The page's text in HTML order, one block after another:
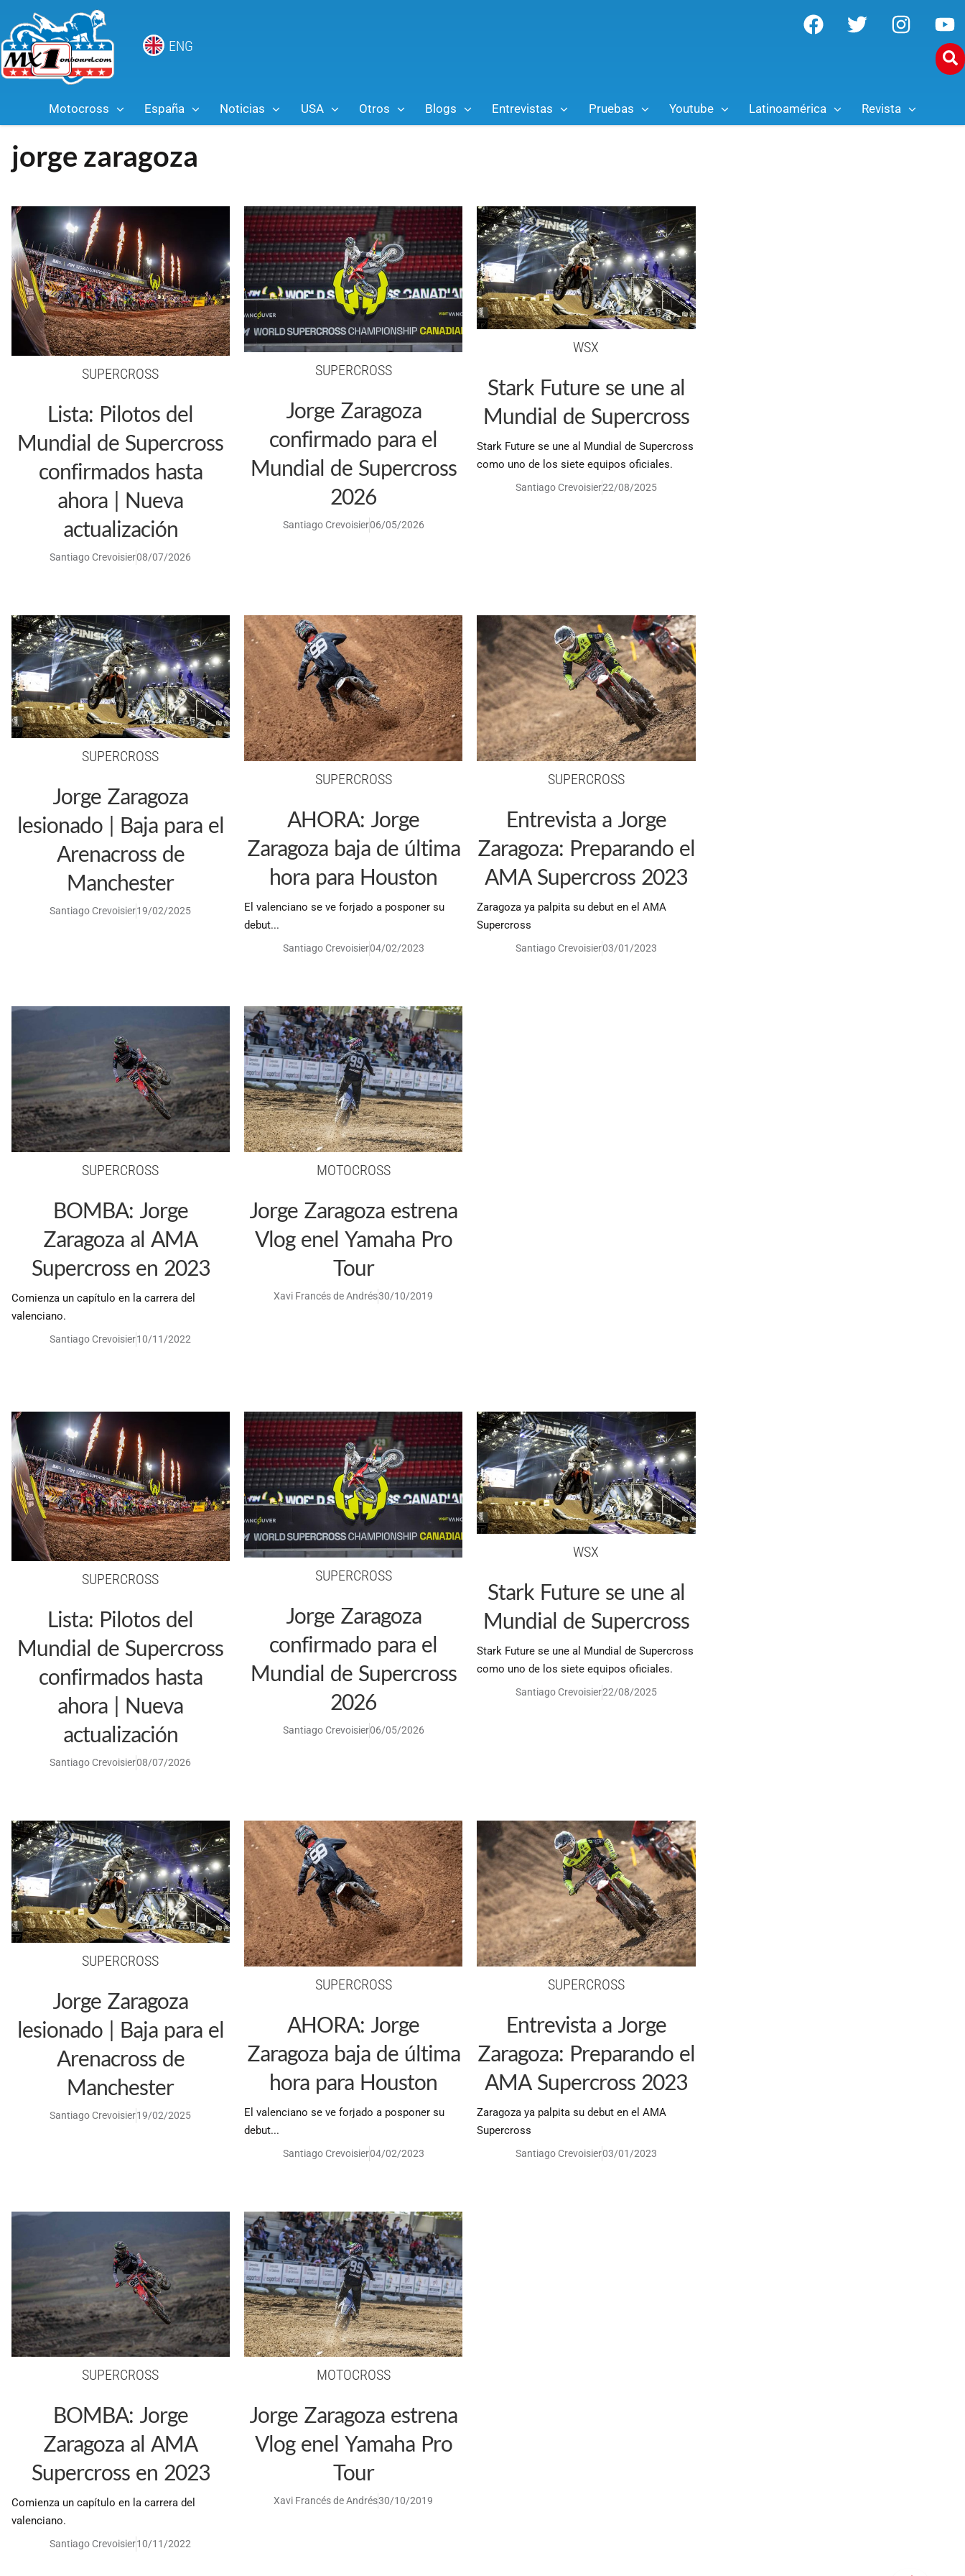
ENG
Motocross España Noticias USA Otros Blogs Entrevistas Pruebas Youtube Latinoamérica Revista
jorge zaragoza
SUPERCROSS
Lista: Pilotos del
Mundial de Supercross
confirmados hasta
ahora | Nueva
actualización
Santiago Crevoisier08/07/2026
SUPERCROSS
Jorge Zaragoza
confirmado para el
Mundial de Supercross
2026
Santiago Crevoisier06/05/2026
WSX
Stark Future se une al
Mundial de Supercross
Stark Future se une al Mundial de Supercross
como uno de los siete equipos oficiales.
Santiago Crevoisier22/08/2025
SUPERCROSS
Jorge Zaragoza
lesionado | Baja para el
Arenacross de
Manchester
Santiago Crevoisier19/02/2025
SUPERCROSS
AHORA: Jorge
Zaragoza baja de última
hora para Houston
El valenciano se ve forjado a posponer su
debut...
Santiago Crevoisier04/02/2023
SUPERCROSS
Entrevista a Jorge
Zaragoza: Preparando el
AMA Supercross 2023
Zaragoza ya palpita su debut en el AMA
Supercross
Santiago Crevoisier03/01/2023
SUPERCROSS
BOMBA: Jorge
Zaragoza al AMA
Supercross en 2023
Comienza un capítulo en la carrera del
valenciano.
Santiago Crevoisier10/11/2022
MOTOCROSS
Jorge Zaragoza estrena
Vlog enel Yamaha Pro
Tour
Xavi Francés de Andrés30/10/2019
SUPERCROSS
Lista: Pilotos del
Mundial de Supercross
confirmados hasta
ahora | Nueva
actualización
Santiago Crevoisier08/07/2026
SUPERCROSS
Jorge Zaragoza
confirmado para el
Mundial de Supercross
2026
Santiago Crevoisier06/05/2026
WSX
Stark Future se une al
Mundial de Supercross
Stark Future se une al Mundial de Supercross
como uno de los siete equipos oficiales.
Santiago Crevoisier22/08/2025
SUPERCROSS
Jorge Zaragoza
lesionado | Baja para el
Arenacross de
Manchester
Santiago Crevoisier19/02/2025
SUPERCROSS
AHORA: Jorge
Zaragoza baja de última
hora para Houston
El valenciano se ve forjado a posponer su
debut...
Santiago Crevoisier04/02/2023
SUPERCROSS
Entrevista a Jorge
Zaragoza: Preparando el
AMA Supercross 2023
Zaragoza ya palpita su debut en el AMA
Supercross
Santiago Crevoisier03/01/2023
SUPERCROSS
BOMBA: Jorge
Zaragoza al AMA
Supercross en 2023
Comienza un capítulo en la carrera del
valenciano.
Santiago Crevoisier10/11/2022
MOTOCROSS
Jorge Zaragoza estrena
Vlog enel Yamaha Pro
Tour
Xavi Francés de Andrés30/10/2019